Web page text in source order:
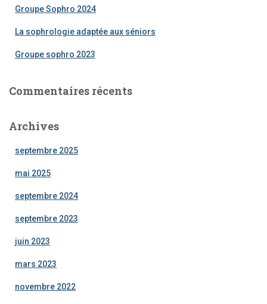
Groupe Sophro 2024
La sophrologie adaptée aux séniors
Groupe sophro 2023
Commentaires récents
Archives
septembre 2025
mai 2025
septembre 2024
septembre 2023
juin 2023
mars 2023
novembre 2022